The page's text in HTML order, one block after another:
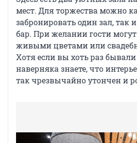
мест. Для торжества можно
забронировать один зал, так
бар. При желании гости
живыми цветами или
Хотя если вы хоть раз бывали
наверняка знаете, что
так чрезвычайно утончен и